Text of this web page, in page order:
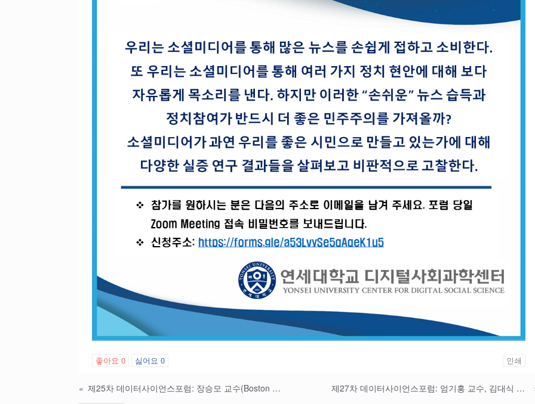
좋아요 0 싫어요 0 인쇄
« 제25차 데이터사이언스포럼: 장승모 교수(Boston College) 제27차 데이터사이언스포럼: 엄기홍 교수, 김대식 박사(경북대 정치외교학과)